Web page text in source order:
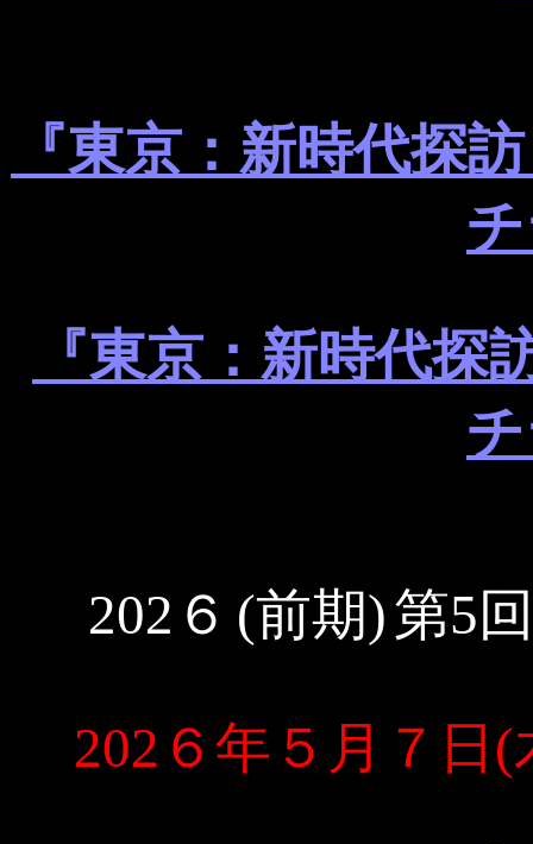
『東京：新時代探
『東京：新時代探
202６ (前期)第5
202６年５月７日